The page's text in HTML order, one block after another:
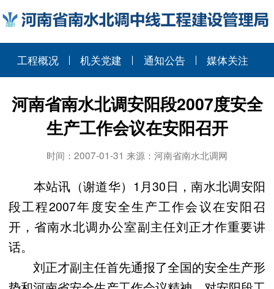
工程概况 机关党建 通知公告 媒体关注
河南省南水北调安阳段2007度安全
生产工作会议在安阳召开
时间：2007-01-31 来源：河南省南水北调网
本站讯（谢道华）1月30日，南水北调安阳
段工程2007年度安全生产工作会议在安阳召
开，省南水北调办公室副主任刘正才作重要讲
话。
刘正才副主任首先通报了全国的安全生产形